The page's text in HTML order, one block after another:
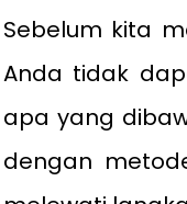
Sebelum kita
Anda tidak
apa yang
dengan